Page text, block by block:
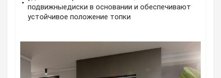
подвижныедиски в основании и обеспечивают
устойчивое положение топки